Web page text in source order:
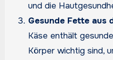
und die
Gesunde Fette aus
Käse enthält
Körper wichtig sind,